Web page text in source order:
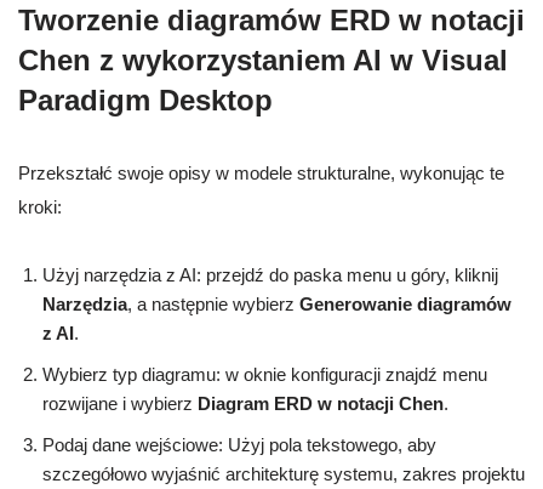
Tworzenie diagramów ERD w notacji
Chen z wykorzystaniem AI w Visual
Paradigm Desktop
Przekształć swoje opisy w modele strukturalne, wykonując te
kroki:
Użyj narzędzia z AI: przejdź do paska menu u góry, kliknij
Narzędzia, a następnie wybierz Generowanie diagramów
z AI.
Wybierz typ diagramu: w oknie konfiguracji znajdź menu
rozwijane i wybierz Diagram ERD w notacji Chen.
Podaj dane wejściowe: Użyj pola tekstowego, aby
szczegółowo wyjaśnić architekturę systemu, zakres projektu